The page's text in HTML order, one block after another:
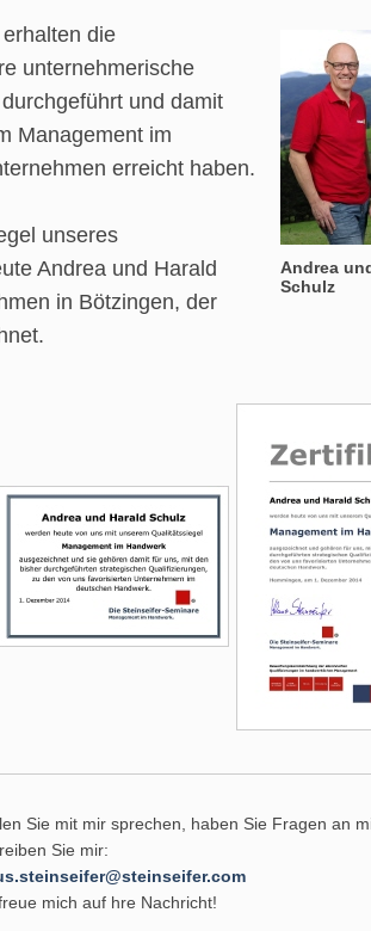
Andrea
Schulz
die
unternehmerische
und damit
Management im
erreicht haben.
unseres
Andrea und Harald
in Bötzingen, der
Sie mit mir sprechen, haben Sie Fragen an
Sie mir:
mich auf hre Nachricht!